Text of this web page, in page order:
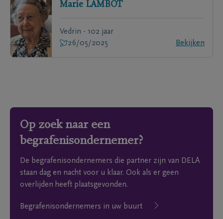
Marie LAMBOT
Vedrin - 102 jaar
26/05/2025
Bekijken
Op zoek naar een
begrafenisondernemer?
De begrafenisondernemers die partner zijn van DELA
staan dag en nacht voor u klaar. Ook als er geen
overlijden heeft plaatsgevonden.
Begrafenisondernemers in uw buurt